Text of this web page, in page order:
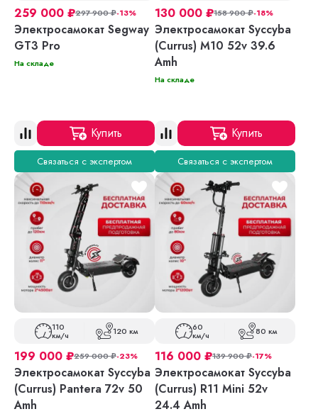
259 000 ₽297 900₽-13%
Электросамокат Segway
GT3 Pro
На складе
Купить
Связаться с экспертом
130 000 ₽158 900₽-18%
Электросамокат Syccyba
(Currus) M10 52v 39.6
Amh
На складе
Купить
Связаться с экспертом
110
км/ч 120 км
199 000 ₽259 000₽-23%
Электросамокат Syccyba
(Currus) Pantera 72v 50
Amh
60
км/ч 80 км
116 000 ₽139 900₽-17%
Электросамокат Syccyba
(Currus) R11 Mini 52v
24.4 Amh